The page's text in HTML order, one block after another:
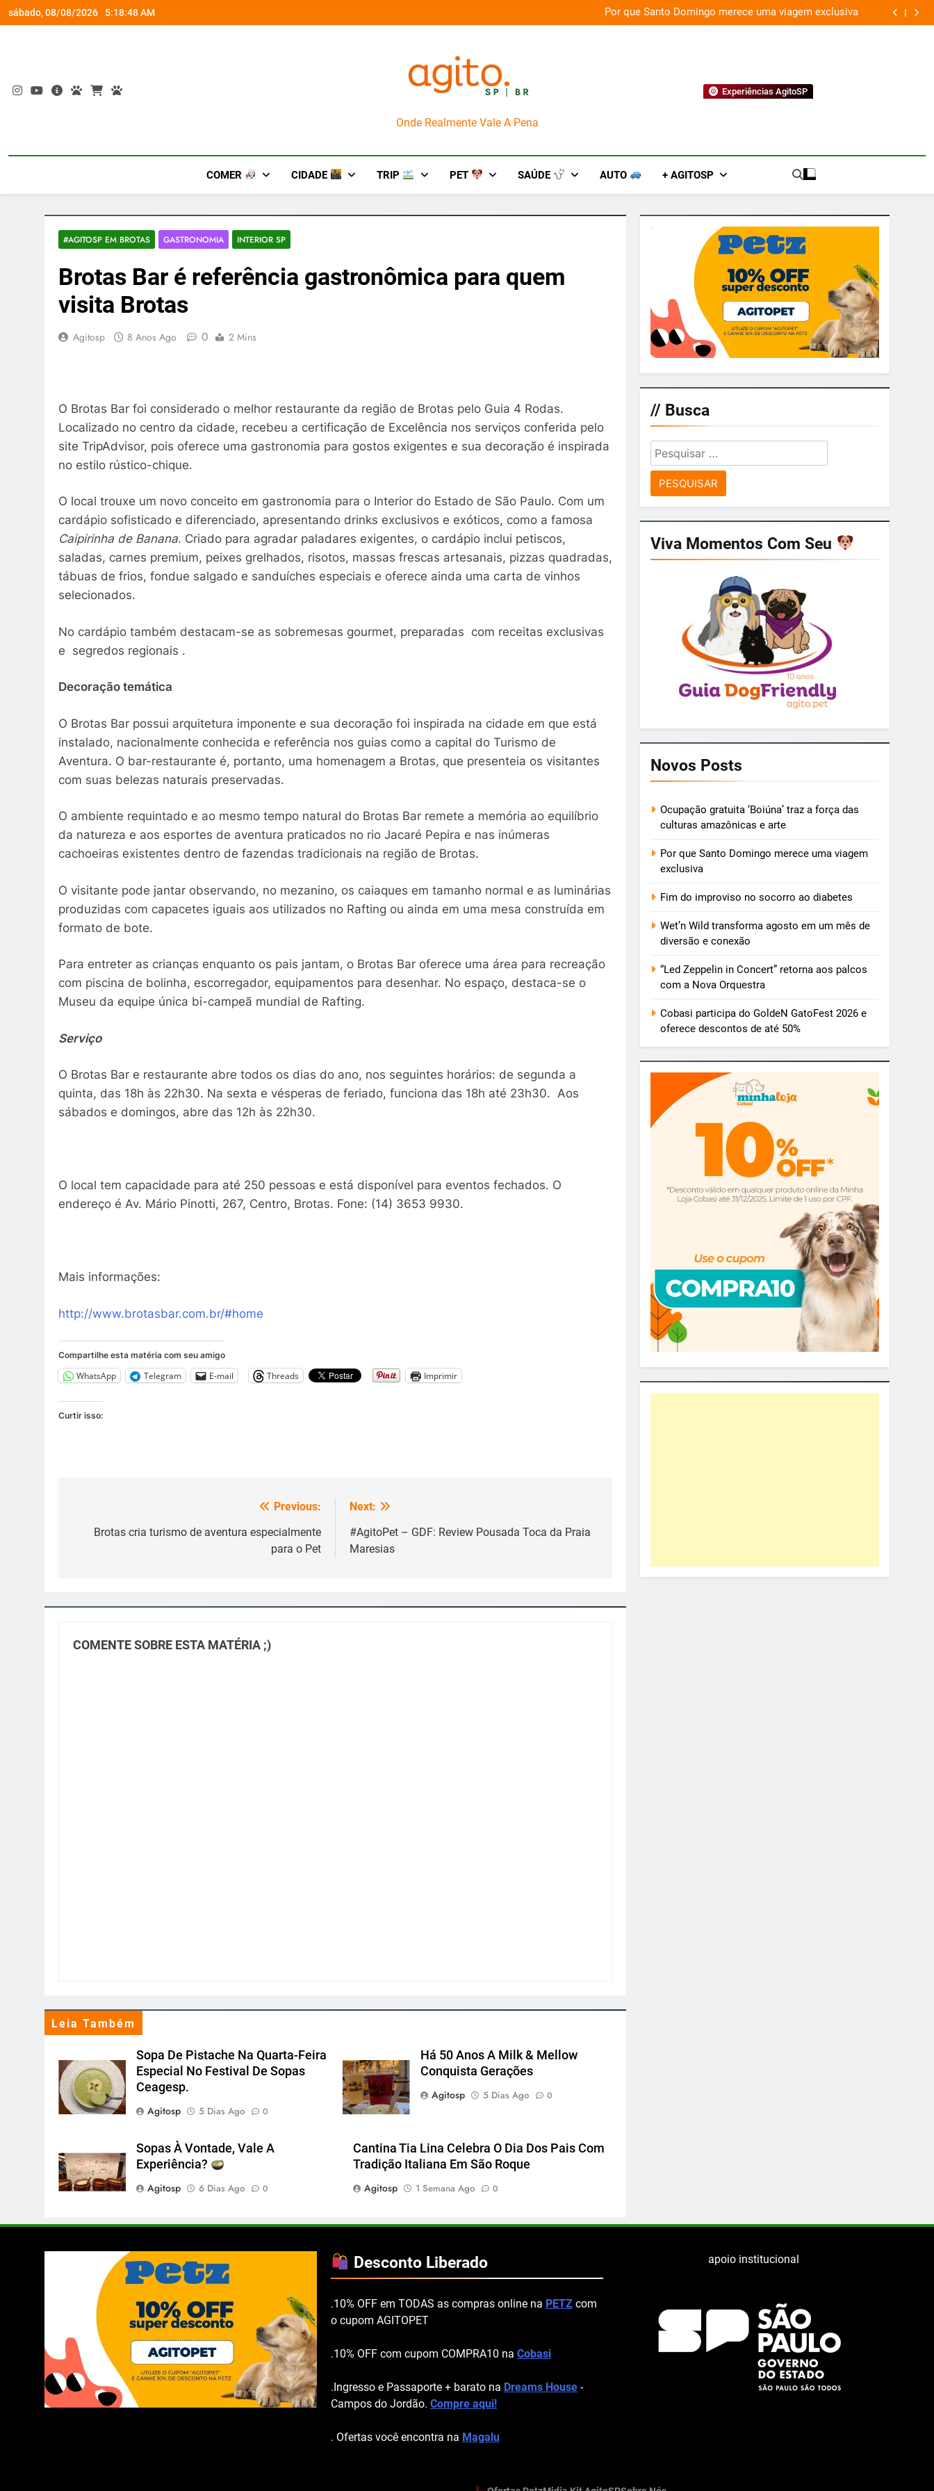
Skip
to
sábado, 08/08/2026 5:18:49 AM
gamer gratuita Ocupação gratuita ‘Boiúna’ traz a força das culturas amazônicas e arte Por que Santo Domingo merece uma viagem exclusiva
AgitoSP
Onde Realmente Vale A Pena
Experiências AgitoSP
COMER CIDADE TRIP PET SAÚDE AUTO + AGITOSP
#AGITOSP EM BROTAS GASTRONOMIA INTERIOR SP
Brotas Bar é referência gastronômica para quem
visita Brotas
Agitosp 8 Anos Ago 0 2 Mins
O Brotas Bar foi considerado o melhor restaurante da região de Brotas pelo Guia 4 Rodas.
Localizado no centro da cidade, recebeu a certificação de Excelência nos serviços conferida pelo
site TripAdvisor, pois oferece uma gastronomia para gostos exigentes e sua decoração é inspirada
no estilo rústico-chique.
O local trouxe um novo conceito em gastronomia para o Interior do Estado de São Paulo. Com um
cardápio sofisticado e diferenciado, apresentando drinks exclusivos e exóticos, como a famosa
Caipirinha de Banana. Criado para agradar paladares exigentes, o cardápio inclui petiscos,
saladas, carnes premium, peixes grelhados, risotos, massas frescas artesanais, pizzas quadradas,
tábuas de frios, fondue salgado e sanduíches especiais e oferece ainda uma carta de vinhos
selecionados.
No cardápio também destacam-se as sobremesas gourmet, preparadas com receitas exclusivas
e segredos regionais .
Decoração temática
O Brotas Bar possui arquitetura imponente e sua decoração foi inspirada na cidade em que está
instalado, nacionalmente conhecida e referência nos guias como a capital do Turismo de
Aventura. O bar-restaurante é, portanto, uma homenagem a Brotas, que presenteia os visitantes
com suas belezas naturais preservadas.
O ambiente requintado e ao mesmo tempo natural do Brotas Bar remete a memória ao equilíbrio
da natureza e aos esportes de aventura praticados no rio Jacaré Pepira e nas inúmeras
cachoeiras existentes dentro de fazendas tradicionais na região de Brotas.
O visitante pode jantar observando, no mezanino, os caiaques em tamanho normal e as luminárias
produzidas com capacetes iguais aos utilizados no Rafting ou ainda em uma mesa construída em
formato de bote.
Para entreter as crianças enquanto os pais jantam, o Brotas Bar oferece uma área para recreação
com piscina de bolinha, escorregador, equipamentos para desenhar. No espaço, destaca-se o
Museu da equipe única bi-campeã mundial de Rafting.
Serviço
O Brotas Bar e restaurante abre todos os dias do ano, nos seguintes horários: de segunda a
quinta, das 18h às 22h30. Na sexta e vésperas de feriado, funciona das 18h até 23h30. Aos
sábados e domingos, abre das 12h às 22h30.
O local tem capacidade para até 250 pessoas e está disponível para eventos fechados. O
endereço é Av. Mário Pinotti, 267, Centro, Brotas. Fone: (14) 3653 9930.
Mais informações:
http://www.brotasbar.com.br/#home
Compartilhe esta matéria com seu amigo
WhatsApp Telegram E-mail Threads Imprimir
Curtir isso:
Previous:
Brotas cria turismo de aventura especialmente
para o Pet
Next:
#AgitoPet – GDF: Review Pousada Toca da Praia
Maresias
COMENTE SOBRE ESTA MATÉRIA ;)
Leia Também
Sopa De Pistache Na Quarta-Feira
Especial No Festival De Sopas
Ceagesp.
Agitosp
5 Dias Ago 0
Há 50 Anos A Milk & Mellow
Conquista Gerações
Agitosp
5 Dias Ago 0
Sopas À Vontade, Vale A
Experiência?
Agitosp
6 Dias Ago 0
Cantina Tia Lina Celebra O Dia Dos Pais Com
Tradição Italiana Em São Roque
Agitosp
1 Semana Ago 0
// Busca
Pesquisar
por:
Viva Momentos Com Seu
Novos Posts
Ocupação gratuita ‘Boiúna’ traz a força das
culturas amazônicas e arte
Por que Santo Domingo merece uma viagem
exclusiva
Fim do improviso no socorro ao diabetes
Wet’n Wild transforma agosto em um mês de
diversão e conexão
“Led Zeppelin in Concert” retorna aos palcos
com a Nova Orquestra
Cobasi participa do GoldeN GatoFest 2026 e
oferece descontos de até 50%
Desconto Liberado
.10% OFF em TODAS as compras online na PETZ com
o cupom AGITOPET
.10% OFF com cupom COMPRA10 na Cobasi
.Ingresso e Passaporte + barato na Dreams House -
Campos do Jordão. Compre aqui!
. Ofertas você encontra na Magalu
apoio institucional